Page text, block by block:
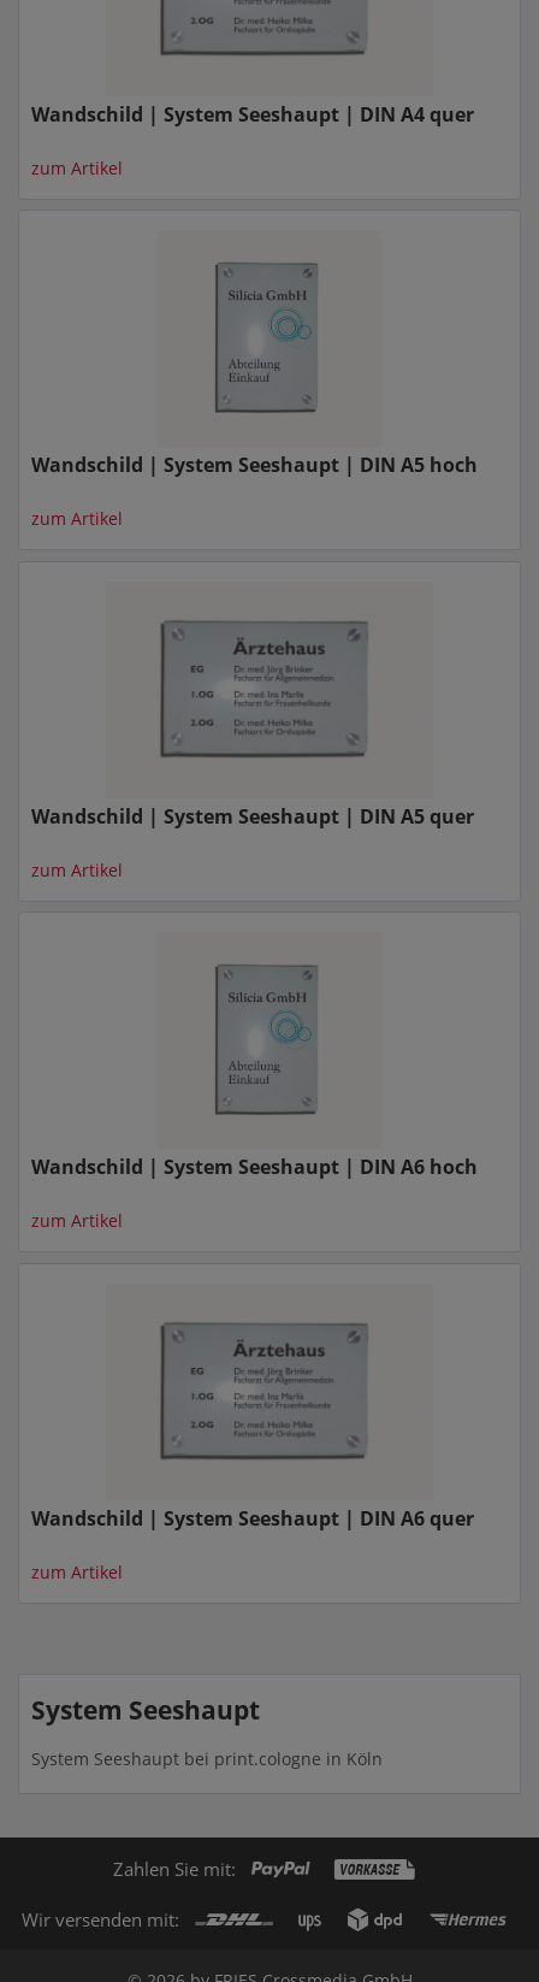
Wandschild | System Seeshaupt | DIN A4 quer
zum Artikel
Wandschild | System Seeshaupt | DIN A5 hoch
zum Artikel
Wandschild | System Seeshaupt | DIN A5 quer
zum Artikel
Wandschild | System Seeshaupt | DIN A6 hoch
zum Artikel
Wandschild | System Seeshaupt | DIN A6 quer
zum Artikel
System Seeshaupt
System Seeshaupt bei print.cologne in Köln
Zahlen Sie mit:
Wir versenden mit: